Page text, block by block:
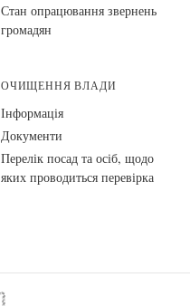
Стан опрацювання звернень
громадян
ОЧИЩЕННЯ ВЛАДИ
Інформація
Документи
Перелік посад та осіб, щодо
яких проводиться перевірка